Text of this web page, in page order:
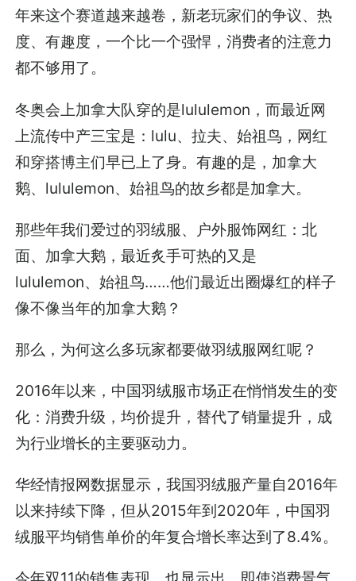
年来这个赛道越来越卷，新老玩家们的争议、热
度、有趣度，一个比一个强悍，消费者的注意力
都不够用了。
冬奥会上加拿大队穿的是lululemon，而最近网
上流传中产三宝是：lulu、拉夫、始祖鸟，网红
和穿搭博主们早已上了身。有趣的是，加拿大
鹅、lululemon、始祖鸟的故乡都是加拿大。
那些年我们爱过的羽绒服、户外服饰网红：北
面、加拿大鹅，最近炙手可热的又是
lululemon、始祖鸟……他们最近出圈爆红的样子
像不像当年的加拿大鹅？
那么，为何这么多玩家都要做羽绒服网红呢？
2016年以来，中国羽绒服市场正在悄悄发生的变
化：消费升级，均价提升，替代了销量提升，成
为行业增长的主要驱动力。
华经情报网数据显示，我国羽绒服产量自2016年
以来持续下降，但从2015年到2020年，中国羽
绒服平均销售单价的年复合增长率达到了8.4%。